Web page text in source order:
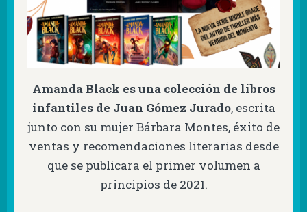
Amanda Black es una colección de libros
infantiles de Juan Gómez Jurado, escrita
junto con su mujer Bárbara Montes, éxito de
ventas y recomendaciones literarias desde
que se publicara el primer volumen a
principios de 2021.